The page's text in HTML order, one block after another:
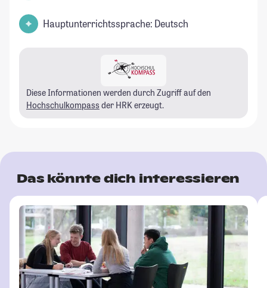
Hauptunterrichtssprache: Deutsch
Diese Informationen werden durch Zugriff auf den
Hochschulkompass der HRK erzeugt.
Das könnte dich interessieren